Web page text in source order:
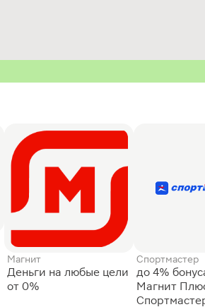
Магнит
Деньги на любые цели
от 0%
Спортмастер
до 4%
Магнит